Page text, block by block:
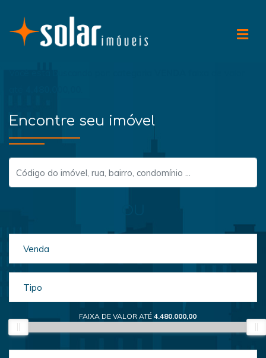
Encontre seu imóvel
OU
Venda
Tipo
FAIXA DE VALOR ATÉ 4.480.000,00